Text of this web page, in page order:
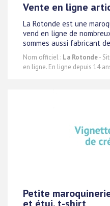
Vente en ligne
La Rotonde est une
vend en ligne de
sommes aussi fabricant
Nom officiel : La Rotonde-
en ligne. En ligne depuis 14
Petite